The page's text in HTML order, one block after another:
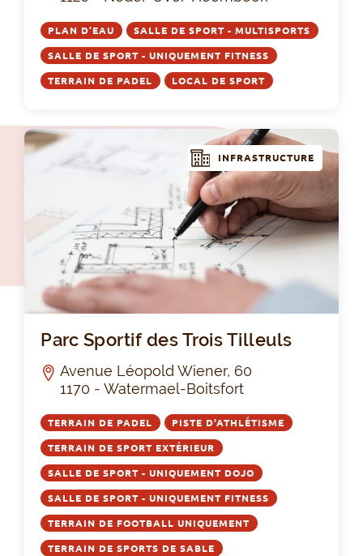
PLAN D’EAU SALLE DE SPORT - MULTISPORTS
SALLE DE SPORT - UNIQUEMENT FITNESS
TERRAIN DE PADEL LOCAL DE SPORT
INFRASTRUCTURE
Parc Sportif des Trois Tilleuls
Avenue Léopold Wiener, 60
1170 - Watermael-Boitsfort
TERRAIN DE PADEL PISTE D'ATHLÉTISME
TERRAIN DE SPORT EXTÉRIEUR
SALLE DE SPORT - UNIQUEMENT DOJO
SALLE DE SPORT - UNIQUEMENT FITNESS
TERRAIN DE FOOTBALL UNIQUEMENT
TERRAIN DE SPORTS DE SABLE